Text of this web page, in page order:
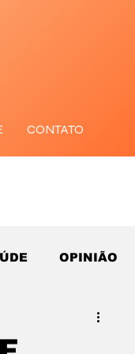
CONTATO
OPINIÃO